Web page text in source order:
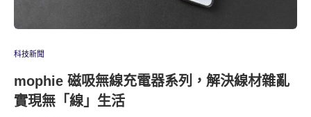
科技新聞
mophie 磁吸無線充電器系列，解決線材雜亂
實現無「線」生活